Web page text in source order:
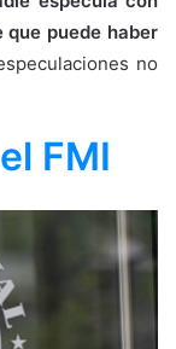
que puede haber
no
FMI